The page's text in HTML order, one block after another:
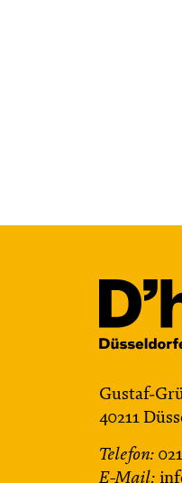
Gustaf-
40211
Telefon:
E-Mail: